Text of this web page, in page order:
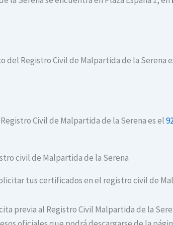
Registro Civil de Malpartida de la Serena es
Civil de Malpartida de la Serena es el
civil de Malpartida de la Serena
tus certificados en el registro civil de
previa al Registro Civil Malpartida de la